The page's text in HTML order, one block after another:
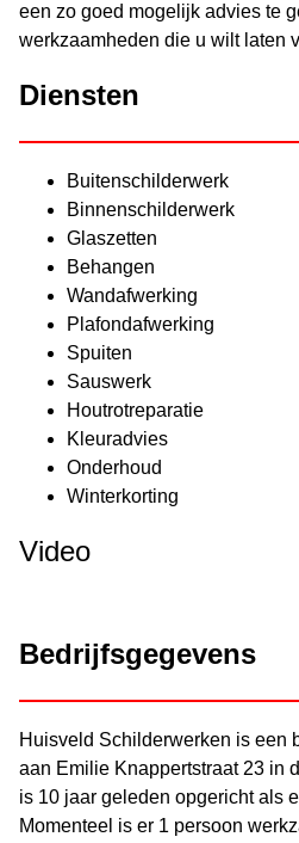
een zo goed mogelijk advies te
werkzaamheden die u wilt laten
Diensten
Buitenschilderwerk
Binnenschilderwerk
Glaszetten
Behangen
Wandafwerking
Plafondafwerking
Spuiten
Sauswerk
Houtrotreparatie
Kleuradvies
Onderhoud
Winterkorting
Video
Bedrijfsgegevens
Huisveld Schilderwerken is een
aan Emilie Knappertstraat 23 in
is 10 jaar geleden opgericht als
Momenteel is er 1 persoon